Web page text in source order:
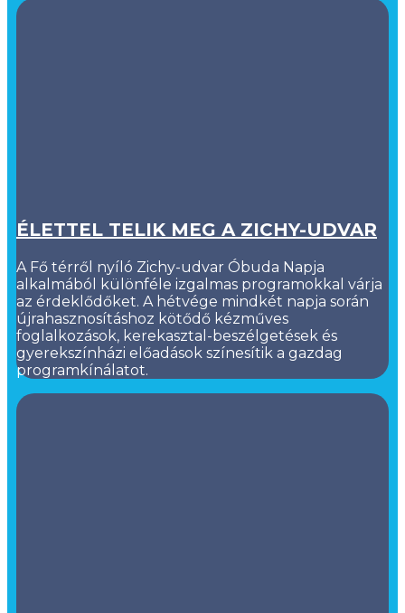
ÉLETTEL TELIK MEG A ZICHY-UDVAR
A Fő térről nyíló Zichy-udvar Óbuda Napja
alkalmából különféle izgalmas programokkal várja
az érdeklődőket. A hétvége mindkét napja során
újrahasznosításhoz kötődő kézműves
foglalkozások, kerekasztal-beszélgetések és
gyerekszínházi előadások színesítik a gazdag
programkínálatot.